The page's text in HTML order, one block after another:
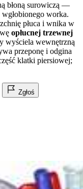
błoną surowiczą —
worka.
płuca i wnika w
opłucnej trzewnej
wyściela wewnętrzną
przeponę i odgina
klatki piersiowej;
Zgłoś